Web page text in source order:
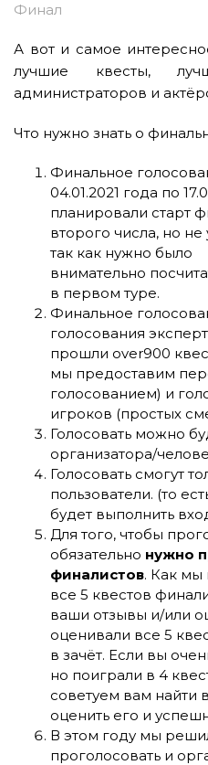
Финал
А вот и самое
лучшие квесты,
администраторов и
Что нужно знать о
Финальное
04.01.2021 года по
планировали старт
второго числа, но
так как нужно было
внимательно
в первом туре.
Финальное
голосования
прошли over900
мы предоставим
голосованием) и
игроков (простых
Голосовать можно
организатора/
Голосовать смогут
пользователи. (то
будет выполнить
Для того, чтобы
обязательно нужно
финалистов. Как мы
все 5 квестов
ваши отзывы и/или
оценивали все 5
в зачёт. Если вы
но поиграли в 4
советуем вам найти
оценить его и
В этом году мы
проголосовать и